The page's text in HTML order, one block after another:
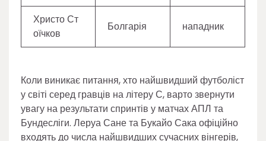
Христо Ст
оїчков
Болгарія нападник
Коли виникає питання, хто найшвидший футболіст
у світі серед гравців на літеру С, варто звернути
увагу на результати спринтів у матчах АПЛ та
Бундесліги. Леруа Сане та Букайо Сака офіційно
входять до числа найшвидших сучасних вінгерів,